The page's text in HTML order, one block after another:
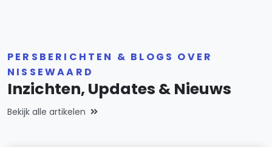
PERSBERICHTEN & BLOGS OVER
NISSEWAARD
Inzichten, Updates & Nieuws
Bekijk alle artikelen